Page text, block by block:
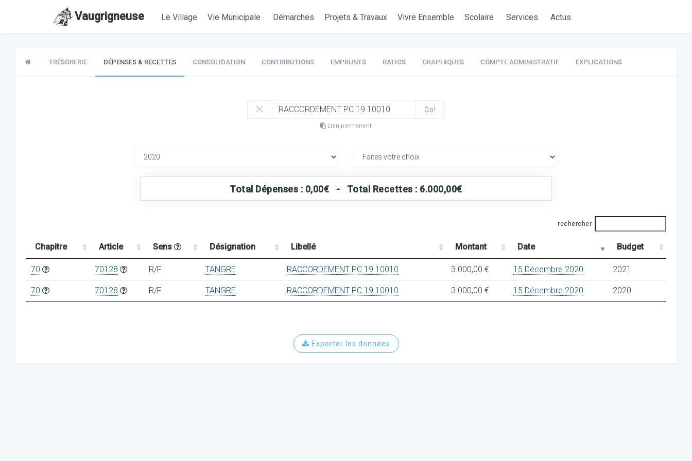
Vaugrigneuse Le Village Vie Municipale Démarches Projets & Travaux Vivre Ensemble Scolaire Services Actus
TRÉSORERIE DÉPENSES & RECETTES CONSOLIDATION CONTRIBUTIONS EMPRUNTS RATIOS GRAPHIQUES COMPTE ADMINISTRATIF EXPLICATIONS
Go!
Lien permanent
Total Dépenses : 0,00€ - Total Recettes : 6.000,00€
rechercher
Chapitre Article Sens Désignation Libellé Montant Date Budget
70 70128 R/F TANGRE RACCORDEMENT PC 19 10010 3.000,00 € 15 Décembre 2020 2021
70 70128 R/F TANGRE RACCORDEMENT PC 19 10010 3.000,00 € 15 Décembre 2020 2020
Exporter les données